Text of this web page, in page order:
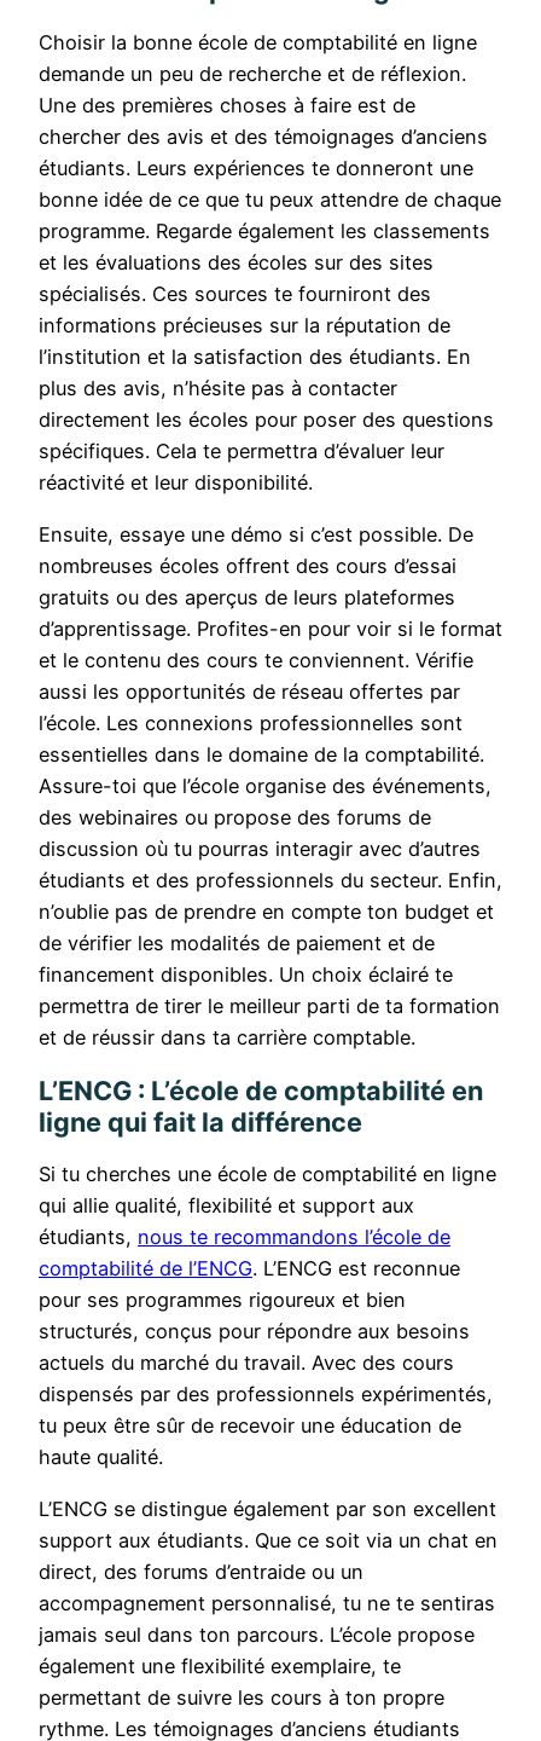
Choisir la bonne école de comptabilité en ligne
demande un peu de recherche et de réflexion.
Une des premières choses à faire est de
chercher des avis et des témoignages d’anciens
étudiants. Leurs expériences te donneront une
bonne idée de ce que tu peux attendre de chaque
programme. Regarde également les classements
et les évaluations des écoles sur des sites
spécialisés. Ces sources te fourniront des
informations précieuses sur la réputation de
l’institution et la satisfaction des étudiants. En
plus des avis, n’hésite pas à contacter
directement les écoles pour poser des questions
spécifiques. Cela te permettra d’évaluer leur
réactivité et leur disponibilité.
Ensuite, essaye une démo si c’est possible. De
nombreuses écoles offrent des cours d’essai
gratuits ou des aperçus de leurs plateformes
d’apprentissage. Profites-en pour voir si le format
et le contenu des cours te conviennent. Vérifie
aussi les opportunités de réseau offertes par
l’école. Les connexions professionnelles sont
essentielles dans le domaine de la comptabilité.
Assure-toi que l’école organise des événements,
des webinaires ou propose des forums de
discussion où tu pourras interagir avec d’autres
étudiants et des professionnels du secteur. Enfin,
n’oublie pas de prendre en compte ton budget et
de vérifier les modalités de paiement et de
financement disponibles. Un choix éclairé te
permettra de tirer le meilleur parti de ta formation
et de réussir dans ta carrière comptable.
L’ENCG : L’école de comptabilité en
ligne qui fait la différence
Si tu cherches une école de comptabilité en ligne
qui allie qualité, flexibilité et support aux
étudiants, nous te recommandons l’école de
comptabilité de l’ENCG. L’ENCG est reconnue
pour ses programmes rigoureux et bien
structurés, conçus pour répondre aux besoins
actuels du marché du travail. Avec des cours
dispensés par des professionnels expérimentés,
tu peux être sûr de recevoir une éducation de
haute qualité.
L’ENCG se distingue également par son excellent
support aux étudiants. Que ce soit via un chat en
direct, des forums d’entraide ou un
accompagnement personnalisé, tu ne te sentiras
jamais seul dans ton parcours. L’école propose
également une flexibilité exemplaire, te
permettant de suivre les cours à ton propre
rythme. Les témoignages d’anciens étudiants